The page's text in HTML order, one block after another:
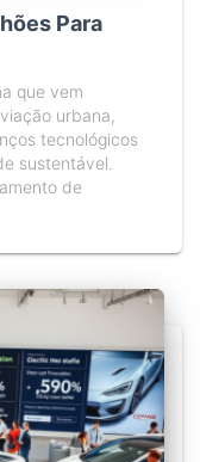
Para
que vem
urbana,
tecnológicos
sustentável.
de